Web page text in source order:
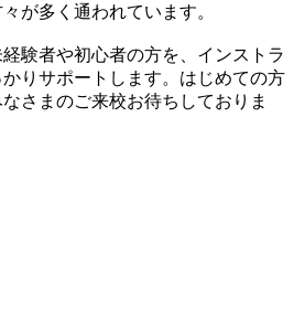
が多く通われています。
験者や初心者の方を、インストラ
りサポートします。はじめての方
さまのご来校お待ちしておりま